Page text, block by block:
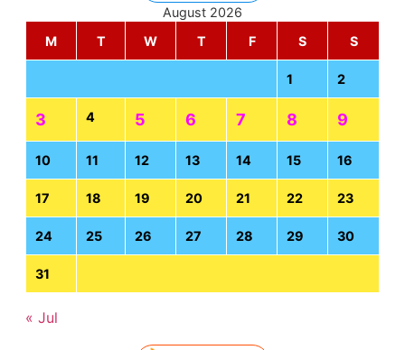
August 2026
M
T W T F S S
1 2
3 4 5 6 7 8 9
10 11 12 13 14 15 16
17 18 19 20 21 22 23
24 25 26 27 28 29 30
31
« Jul